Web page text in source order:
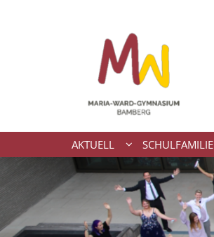
AKTUELL SCHULFAMILIE